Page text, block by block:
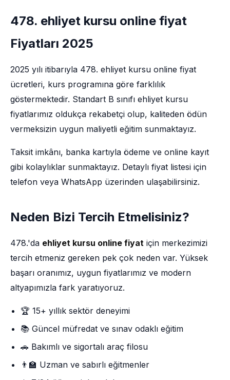
478. ehliyet kursu online fiyat
Fiyatları 2025
2025 yılı itibarıyla 478. ehliyet kursu online fiyat
ücretleri, kurs programına göre farklılık
göstermektedir. Standart B sınıfı ehliyet kursu
fiyatlarımız oldukça rekabetçi olup, kaliteden ödün
vermeksizin uygun maliyetli eğitim sunmaktayız.
Taksit imkânı, banka kartıyla ödeme ve online kayıt
gibi kolaylıklar sunmaktayız. Detaylı fiyat listesi için
telefon veya WhatsApp üzerinden ulaşabilirsiniz.
Neden Bizi Tercih Etmelisiniz?
478.'da ehliyet kursu online fiyat için merkezimizi
tercih etmeniz gereken pek çok neden var. Yüksek
başarı oranımız, uygun fiyatlarımız ve modern
altyapımızla fark yaratıyoruz.
🏆 15+ yıllık sektör deneyimi
📚 Güncel müfredat ve sınav odaklı eğitim
🚗 Bakımlı ve sigortalı araç filosu
👨‍🏫 Uzman ve sabırlı eğitmenler